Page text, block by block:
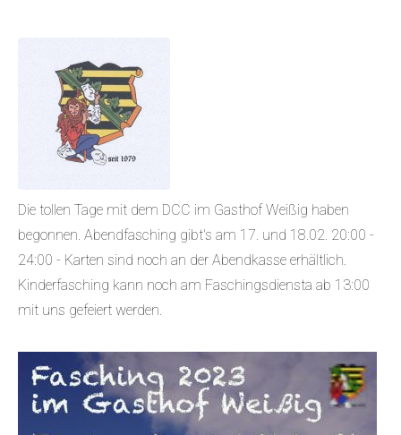
Die tollen Tage mit dem DCC im Gasthof Weißig haben
begonnen. Abendfasching gibt's am 17. und 18.02. 20:00 -
24:00 - Karten sind noch an der Abendkasse erhältlich.
Kinderfasching kann noch am Faschingsdiensta ab 13:00
mit uns gefeiert werden.